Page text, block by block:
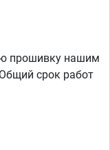
прошивку нашим
срок работ